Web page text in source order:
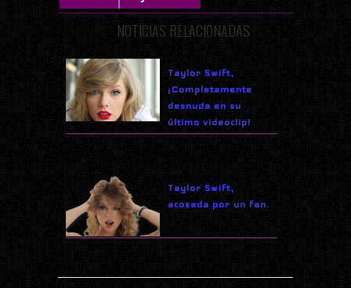
NOTICIAS RELACIONADAS
Taylor Swift,
¡Completamente
desnuda en su
último videoclip!
Taylor Swift,
acosada por un fan.